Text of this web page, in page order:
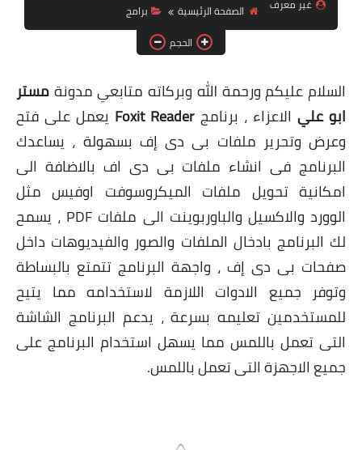
ويندوز 8.1
ويندوز 7
ويندوز xp
اندرويد
ايفون
العاب
مراجعات
الربح من الانترنت
الحماية
غير معرف الصفحة الرئيسية
برامج
الحجم
السلام عليكم ورحمة الله وبركاته متابعي مدونةمستر
ابو علي الاعزاء ، برنامجFoxit Reader يعمل على فتح
وعرض وتحرير ملفات بى دى إف بسهولة ، يساعدك
البرنامج فى انشاء ملفات بى دى اف بالاضافة الى
امكانية تحويل ملفات الميكروسوفت اوفيس مثل
الوورد والاكسيل والباوربوينت الى ملفات PDF ، يسمح
لك البرنامج بادخال الملفات والصور والفيديوهات داخل
صفحات بى دى إف ، واجهة البرنامج تتمتع بالبساطة
وتوفر جميع الادوات اللازمة لاستخدامه مما يتيح
للمستخدمين تعليمه بسرعة ، يدعم البرنامج الشاشة
التى تعمل باللمس مما يسهل استخدام البرنامج على
جميع الاجهزة التى تعمل باللمس.